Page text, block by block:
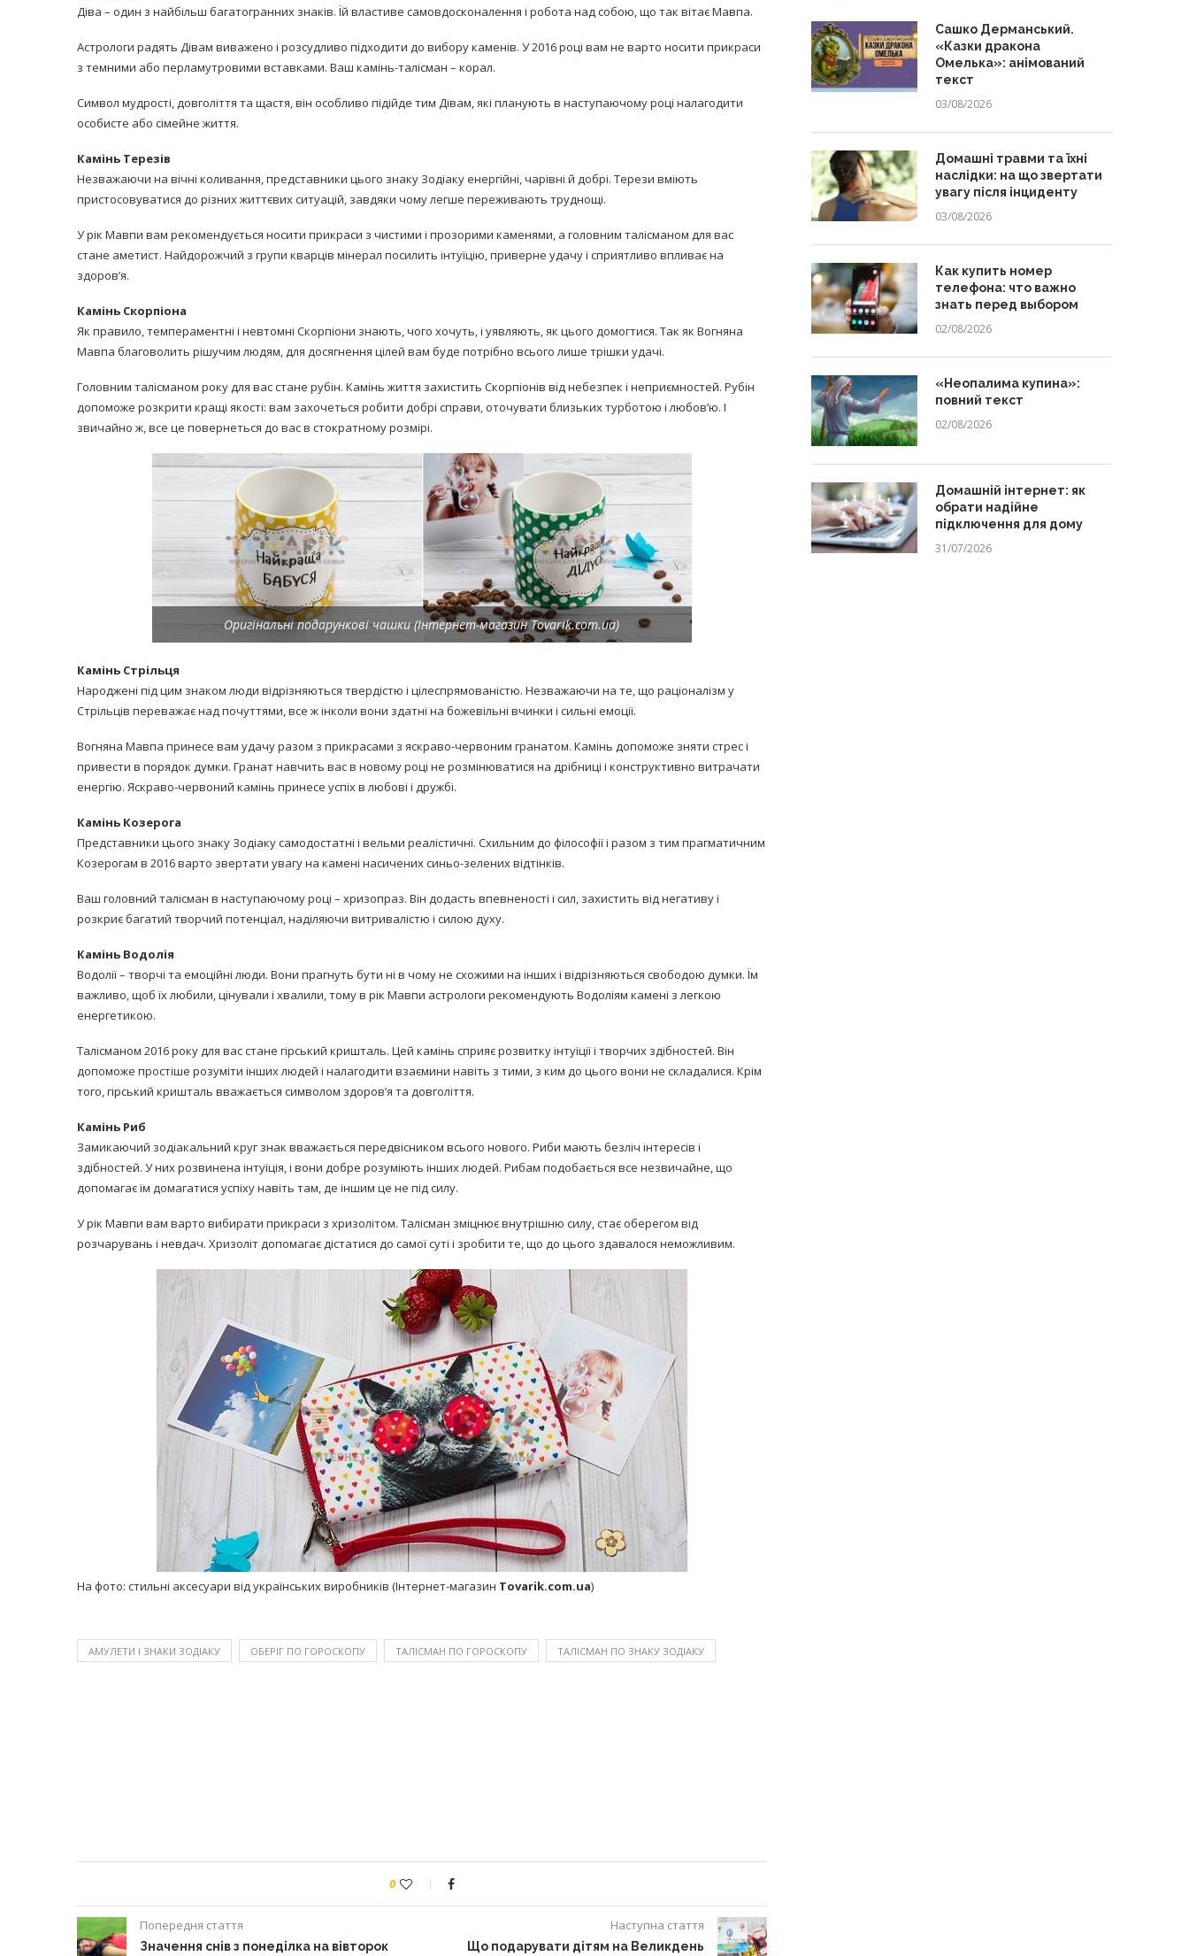
Діва – один з найбільш багатогранних знаків. Їй властиве самовдосконалення і робота над собою, що так вітає Мавпа.
Астрологи радять Дівам виважено і розсудливо підходити до вибору каменів. У 2016 році вам не варто носити прикраси
з темними або перламутровими вставками. Ваш камінь-талісман – корал.
Символ мудрості, довголіття та щастя, він особливо підійде тим Дівам, які планують в наступаючому році налагодити
особисте або сімейне життя.
Камінь Терезів
Незважаючи на вічні коливання, представники цього знаку Зодіаку енергійні, чарівні й добрі. Терези вміють
пристосовуватися до різних життєвих ситуацій, завдяки чому легше переживають труднощі.
У рік Мавпи вам рекомендується носити прикраси з чистими і прозорими каменями, а головним талісманом для вас
стане аметист. Найдорожчий з групи кварців мінерал посилить інтуїцію, приверне удачу і сприятливо впливає на
здоров’я.
Камінь Скорпіона
Як правило, темпераментні і невтомні Скорпіони знають, чого хочуть, і уявляють, як цього домогтися. Так як Вогняна
Мавпа благоволить рішучим людям, для досягнення цілей вам буде потрібно всього лише трішки удачі.
Головним талісманом року для вас стане рубін. Камінь життя захистить Скорпіонів від небезпек і неприємностей. Рубін
допоможе розкрити кращі якості: вам захочеться робити добрі справи, оточувати близьких турботою і любов’ю. І
звичайно ж, все це повернеться до вас в стократному розмірі.
Оригінальні подарункові чашки (Інтернет-магазин Tovarik.com.ua)
Камінь Стрільця
Народжені під цим знаком люди відрізняються твердістю і цілеспрямованістю. Незважаючи на те, що раціоналізм у
Стрільців переважає над почуттями, все ж інколи вони здатні на божевільні вчинки і сильні емоції.
Вогняна Мавпа принесе вам удачу разом з прикрасами з яскраво-червоним гранатом. Камінь допоможе зняти стрес і
привести в порядок думки. Гранат навчить вас в новому році не розмінюватися на дрібниці і конструктивно витрачати
енергію. Яскраво-червоний камінь принесе успіх в любові і дружбі.
Камінь Козерога
Представники цього знаку Зодіаку самодостатні і вельми реалістичні. Схильним до філософії і разом з тим прагматичним
Козерогам в 2016 варто звертати увагу на камені насичених синьо-зелених відтінків.
Ваш головний талісман в наступаючому році – хризопраз. Він додасть впевненості і сил, захистить від негативу і
розкриє багатий творчий потенціал, наділяючи витривалістю і силою духу.
Камінь Водолія
Водолії – творчі та емоційні люди. Вони прагнуть бути ні в чому не схожими на інших і відрізняються свободою думки. Їм
важливо, щоб їх любили, цінували і хвалили, тому в рік Мавпи астрологи рекомендують Водоліям камені з легкою
енергетикою.
Талісманом 2016 року для вас стане гірський кришталь. Цей камінь сприяє розвитку інтуїції і творчих здібностей. Він
допоможе простіше розуміти інших людей і налагодити взаємини навіть з тими, з ким до цього вони не складалися. Крім
того, гірський кришталь вважається символом здоров’я та довголіття.
Камінь Риб
Замикаючий зодіакальний круг знак вважається передвісником всього нового. Риби мають безліч інтересів і
здібностей. У них розвинена інтуїція, і вони добре розуміють інших людей. Рибам подобається все незвичайне, що
допомагає їм домагатися успіху навіть там, де іншим це не під силу.
У рік Мавпи вам варто вибирати прикраси з хризолітом. Талісман зміцнює внутрішню силу, стає оберегом від
розчарувань і невдач. Хризоліт допомагає дістатися до самої суті і зробити те, що до цього здавалося неможливим.
На фото: стильні аксесуари від українських виробників (Інтернет-магазин Tovarik.com.ua)
АМУЛЕТИ І ЗНАКИ ЗОДІАКУ ОБЕРІГ ПО ГОРОСКОПУ ТАЛІСМАН ПО ГОРОСКОПУ ТАЛІСМАН ПО ЗНАКУ ЗОДІАКУ
0
Попередня стаття
Значення снів з понеділка на вівторок
Наступна стаття
Що подарувати дітям на Великдень
Сашко Дерманський.
«Казки дракона
Омелька»: анімований
текст
03/08/2026
Домашні травми та їхні
наслідки: на що звертати
увагу після інциденту
03/08/2026
Как купить номер
телефона: что важно
знать перед выбором
02/08/2026
«Неопалима купина»:
повний текст
02/08/2026
Домашній інтернет: як
обрати надійне
підключення для дому
31/07/2026